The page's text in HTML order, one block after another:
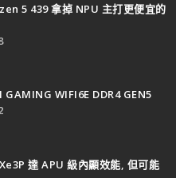
5 439 拿掉 NPU 主打更便宜的
GAMING WIFI6E DDR4 GEN5
達 APU 級內顯效能, 但可能